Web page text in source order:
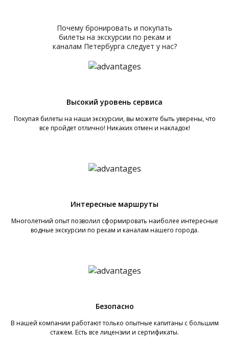
Почему бронировать и покупать
билеты на экскурсии по рекам и
каналам Петербурга следует у нас?
Высокий уровень сервиса
Покупая билеты на наши экскурсии, вы можете быть уверены, что
все пройдет отлично! Никаких отмен и накладок!
Интересные маршруты
Многолетний опыт позволил сформировать наиболее интересные
водные экскурсии по рекам и каналам нашего города.
Безопасно
В нашей компании работают только опытные капитаны с большим
стажем. Есть все лицензии и сертификаты.